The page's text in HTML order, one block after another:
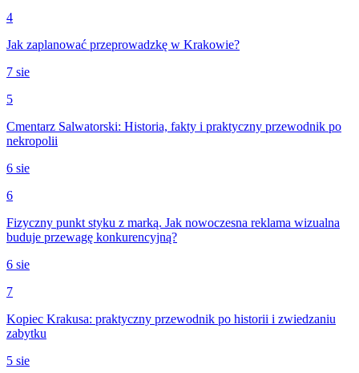
4
Jak zaplanować przeprowadzkę w Krakowie?
7 sie
5
Cmentarz Salwatorski: Historia, fakty i praktyczny przewodnik po
nekropolii
6 sie
6
Fizyczny punkt styku z marką. Jak nowoczesna reklama wizualna
buduje przewagę konkurencyjną?
6 sie
7
Kopiec Krakusa: praktyczny przewodnik po historii i zwiedzaniu
zabytku
5 sie